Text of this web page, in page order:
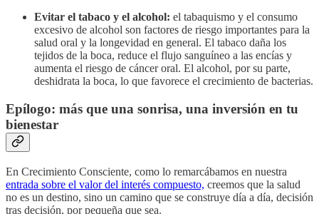
Evitar el tabaco y el alcohol: el tabaquismo y el consumo
excesivo de alcohol son factores de riesgo importantes para la
salud oral y la longevidad en general. El tabaco daña los
tejidos de la boca, reduce el flujo sanguíneo a las encías y
aumenta el riesgo de cáncer oral. El alcohol, por su parte,
deshidrata la boca, lo que favorece el crecimiento de bacterias.
Epílogo: más que una sonrisa, una inversión en tu
bienestar
En Crecimiento Consciente, como lo remarcábamos en nuestra
entrada sobre el valor del interés compuesto, creemos que la salud
no es un destino, sino un camino que se construye día a día, decisión
tras decisión, por pequeña que sea.